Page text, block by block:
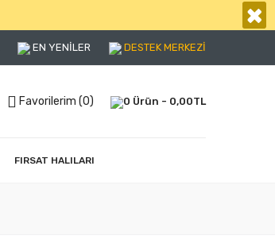
×
EN YENİLER DESTEK MERKEZİ
Favorilerim (0) 0 Ürün - 0,00TL
FIRSAT HALILARI